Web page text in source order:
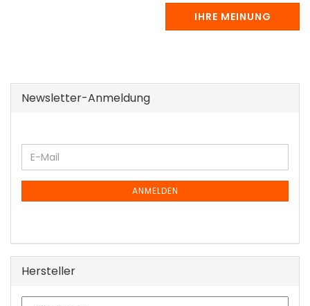
IHRE MEINUNG
Newsletter-Anmeldung
WEITER
ZUR
NEWSLETTER-
E-
Mail
ANMELDEN
Hersteller